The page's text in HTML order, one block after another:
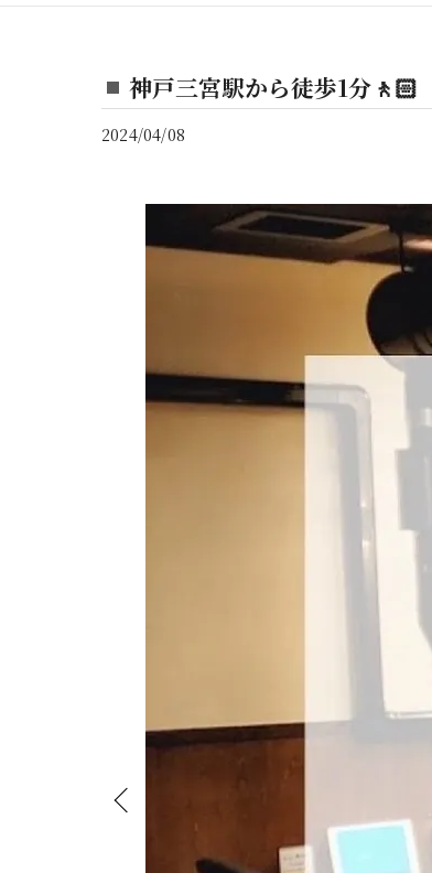
神戸三宮駅から徒歩1分🚶🏻
2024/04/08